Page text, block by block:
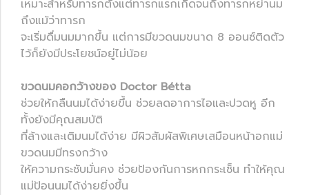
เหมาะสำหรับทารกตั้งแต่ทารกแรกเกิดจนถึงทารกหย่านม
ถึงแม้ว่าทารก
จะเริ่มดื่มนมมากขึ้น แต่การมีขวดนมขนาด 8 ออนซ์ติดตัว
ไว้ก็ยังมีประโยชน์อยู่ไม่น้อย
ขวดนมคอกว้างของ Doctor Bétta
ช่วยให้กลืนนมได้ง่ายขึ้น ช่วยลดอาการไอและปวดหู อีก
ทั้งยังมีคุณสมบัติ
ที่ล้างและเติมนมได้ง่าย มีผิวสัมผัสพิเศษเสมือนหน้าอกแม่
ขวดนมมีทรงกว้าง
ให้ความกระชับมั่นคง ช่วยป้องกันการหกกระเซ็น ทำให้คุณ
แม่ป้อนนมได้ง่ายยิ่งขึ้น